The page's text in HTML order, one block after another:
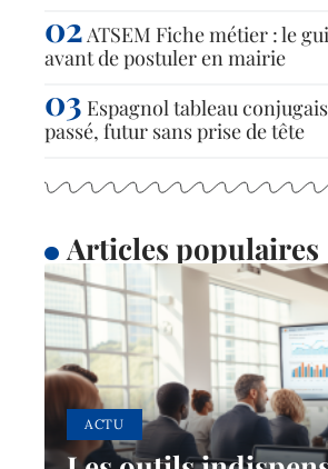
ATSEM Fiche métier : le
avant de postuler en mairie
Espagnol tableau
passé, futur sans prise de tête
Articles populaires
ACTU